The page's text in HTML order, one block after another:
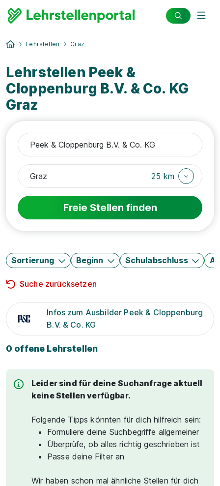
Lehrstellen Graz
Lehrstellen Peek &
Cloppenburg B.V. & Co. KG
Graz
25 km
Freie Stellen finden
Sortierung Beginn Schulabschluss
Suche zurücksetzen
Infos zum Ausbilder Peek & Cloppenburg
B.V. & Co. KG
0 offene Lehrstellen
Leider sind für deine Suchanfrage aktuell
keine Stellen verfügbar.
Folgende Tipps könnten für dich hilfreich sein:
Formuliere deine Suchbegriffe allgemeiner
Überprüfe, ob alles richtig geschrieben ist
Passe deine Filter an
Wir haben schon mal ähnliche Stellen für dich